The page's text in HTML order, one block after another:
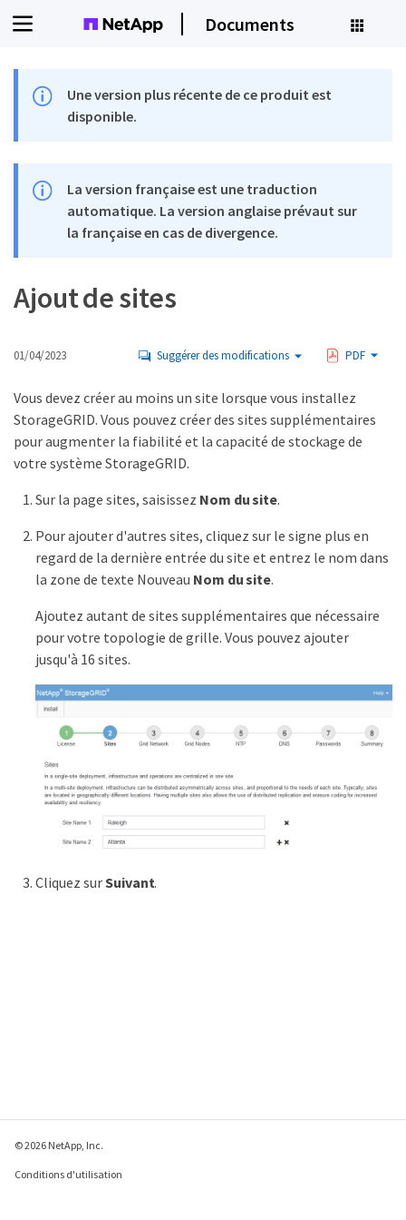
Documents
Une version plus récente de ce produit est
disponible.
La version française est une traduction
automatique. La version anglaise prévaut sur
la française en cas de divergence.
Ajout de sites
01/04/2023 Suggérer des modifications PDF
Vous devez créer au moins un site lorsque vous installez
StorageGRID. Vous pouvez créer des sites supplémentaires
pour augmenter la fiabilité et la capacité de stockage de
votre système StorageGRID.
Sur la page sites, saisissez Nom du site.
Pour ajouter d'autres sites, cliquez sur le signe plus en
regard de la dernière entrée du site et entrez le nom dans
la zone de texte Nouveau Nom du site.
Ajoutez autant de sites supplémentaires que nécessaire
pour votre topologie de grille. Vous pouvez ajouter
jusqu'à 16 sites.
Cliquez surSuivant.
© 2026 NetApp, Inc.
Conditions d'utilisation